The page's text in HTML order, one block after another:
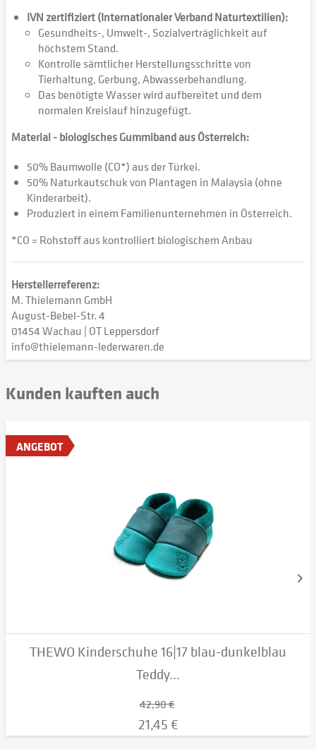
IVN zertifiziert (Internationaler Verband Naturtextilien):
Gesundheits-, Umwelt-, Sozialverträglichkeit auf
höchstem Stand.
Kontrolle sämtlicher Herstellungsschritte von
Tierhaltung, Gerbung, Abwasserbehandlung.
Das benötigte Wasser wird aufbereitet und dem
normalen Kreislauf hinzugefügt.
Material - biologisches Gummiband aus Österreich:
50% Baumwolle (CO*) aus der Türkei.
50% Naturkautschuk von Plantagen in Malaysia (ohne
Kinderarbeit).
Produziert in einem Familienunternehmen in Österreich.
*CO = Rohstoff aus kontrolliert biologischem Anbau
Herstellerreferenz:
M. Thielemann GmbH
August-Bebel-Str. 4
01454 Wachau | OT Leppersdorf
info@thielemann-lederwaren.de
Kunden kauften auch
ANGEBOT
THEWO Kinderschuhe 16|17 blau-dunkelblau
Teddy...
42,90 €
21,45 €